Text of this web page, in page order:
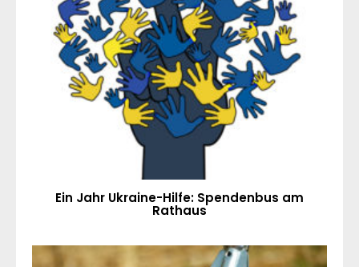
Ein Jahr Ukraine-Hilfe: Spendenbus am
Rathaus